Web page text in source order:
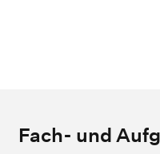
Fach- und